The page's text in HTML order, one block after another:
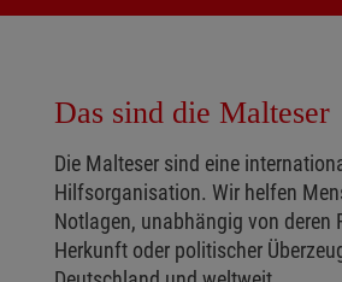
Das sind die Malteser
Die Malteser sind eine
Hilfsorganisation. Wir helfen
Notlagen, unabhängig von deren
Herkunft oder politischer